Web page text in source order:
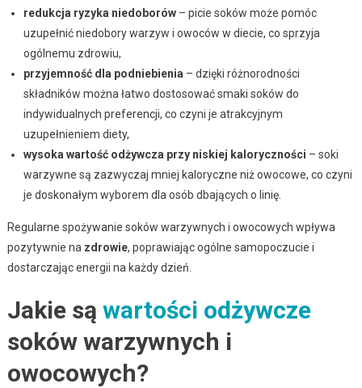
redukcja ryzyka niedoborów– picie soków może pomóc
uzupełnić niedobory warzyw i owoców w diecie, co sprzyja
ogólnemu zdrowiu,
przyjemność dla podniebienia – dzięki różnorodności
składników można łatwo dostosować smaki soków do
indywidualnych preferencji, co czyni je atrakcyjnym
uzupełnieniem diety,
wysoka wartość odżywcza przy niskiej kaloryczności – soki
warzywne są zazwyczaj mniej kaloryczne niż owocowe, co czyni
je doskonałym wyborem dla osób dbających o linię.
Regularne spożywanie soków warzywnych i owocowych wpływa
pozytywnie na zdrowie, poprawiając ogólne samopoczucie i
dostarczając energii na każdy dzień.
Jakie są wartości odżywcze
soków warzywnych i
owocowych?